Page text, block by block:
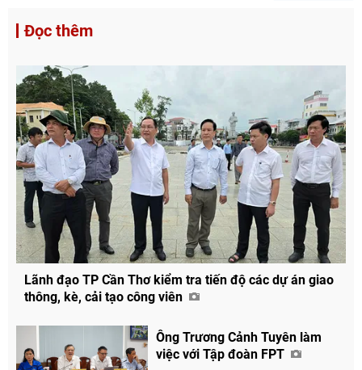
Đọc thêm
Lãnh đạo TP Cần Thơ kiểm tra tiến độ các dự án giao
thông, kè, cải tạo công viên
Ông Trương Cảnh Tuyên làm
việc với Tập đoàn FPT